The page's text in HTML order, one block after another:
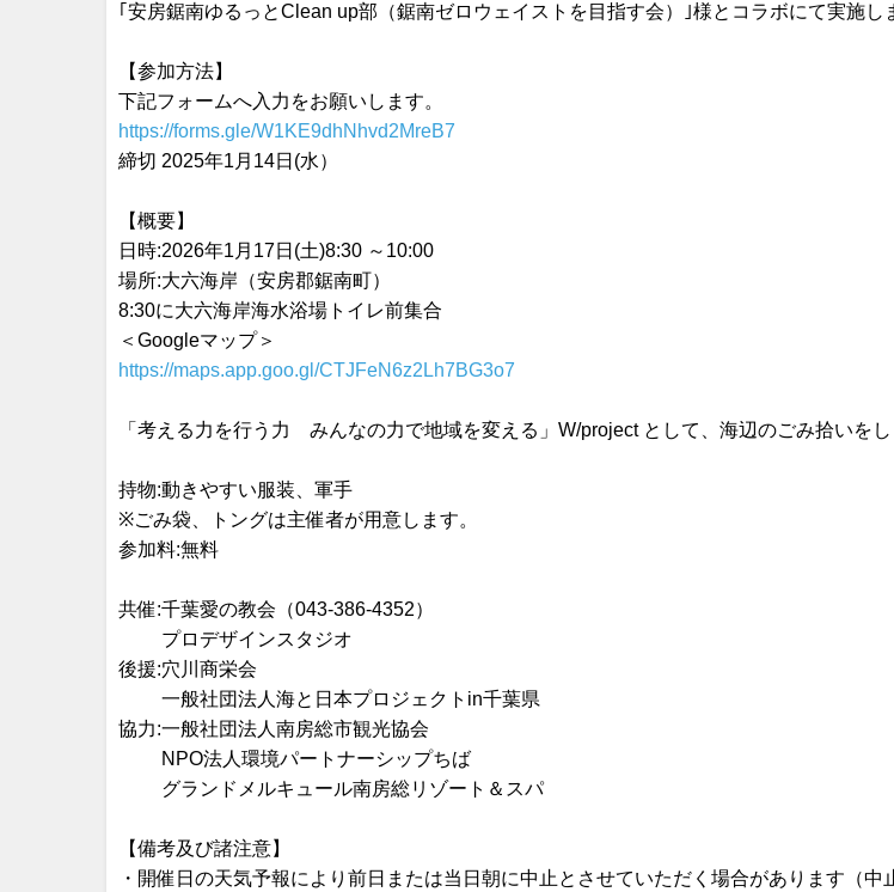
｢安房鋸南ゆるっとClean up部（鋸南ゼロウェイストを目指す会）｣様とコラボにて実施し
【参加方法】
下記フォームへ入力をお願いします。
https://forms.gle/W1KE9dhNhvd2MreB7
締切 2025年1月14日(水）
【概要】
日時:2026年1月17日(土)8:30 ～10:00
場所:大六海岸（安房郡鋸南町）
8:30に大六海岸海水浴場トイレ前集合
＜Googleマップ＞
https://maps.app.goo.gl/CTJFeN6z2Lh7BG3o7
「考える力を行う力 みんなの力で地域を変える」W/project として、海辺のごみ拾いをし
持物:動きやすい服装、軍手
※ごみ袋、トングは主催者が用意します。
参加料:無料
共催:千葉愛の教会（043-386-4352）
プロデザインスタジオ
後援:穴川商栄会
一般社団法人海と日本プロジェクトin千葉県
協力:一般社団法人南房総市観光協会
NPO法人環境パートナーシップちば
グランドメルキュール南房総リゾート＆スパ
【備考及び諸注意】
・開催日の天気予報により前日または当日朝に中止とさせていただく場合があります（